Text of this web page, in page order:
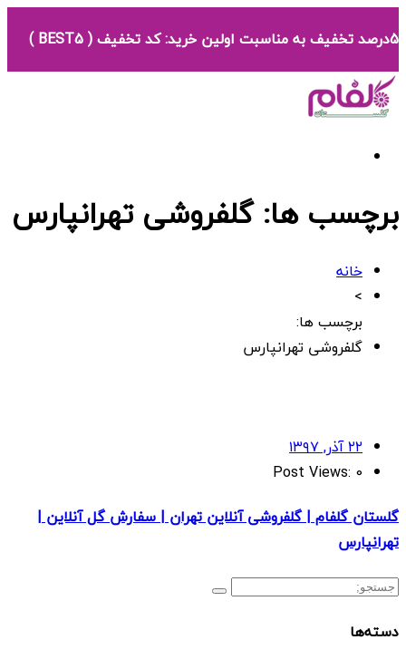
5درصد تخفیف به مناسبت اولین خرید: کد تخفیف ( BEST5 )
برچسب ها: گلفروشی تهرانپارس
خانه
>
برچسب ها:
گلفروشی تهرانپارس
۲۲ آذر, ۱۳۹۷
Post Views: 0
گلستان گلفام | گلفروشی آنلاین تهران | سفارش گل آنلاین |
تهرانپارس
دسته‌ها